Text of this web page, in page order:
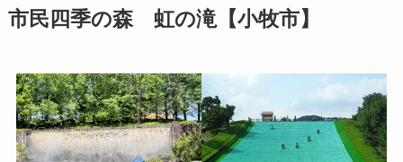
市民四季の森 虹の滝【小牧市】